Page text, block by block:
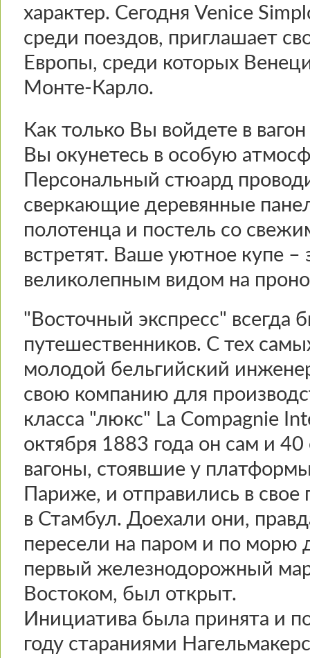
характер. Сегодня Venice
среди поездов, приглашает
Европы, среди которых
Монте-Карло.
Как только Вы войдете в
Вы окунетесь в особую
Персональный стюард
сверкающие деревянные
полотенца и постель со
встретят. Ваше уютное купе –
великолепным видом на
"Восточный экспресс" всегда
путешественников. С тех
молодой бельгийский
свою компанию для
класса "люкс" La Compagnie
октября 1883 года он сам и 40
вагоны, стоявшие у
Париже, и отправились в
в Стамбул. Доехали они,
пересели на паром и по морю
первый железнодорожный
Востоком, был открыт.
Инициатива была принята и
году стараниями